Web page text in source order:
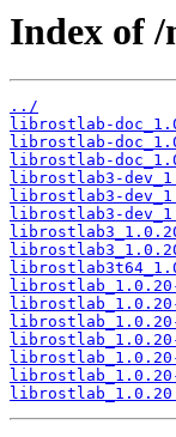
Index of
../
librostlab-
librostlab-
librostlab-
librostlab3-
librostlab3-
librostlab3-